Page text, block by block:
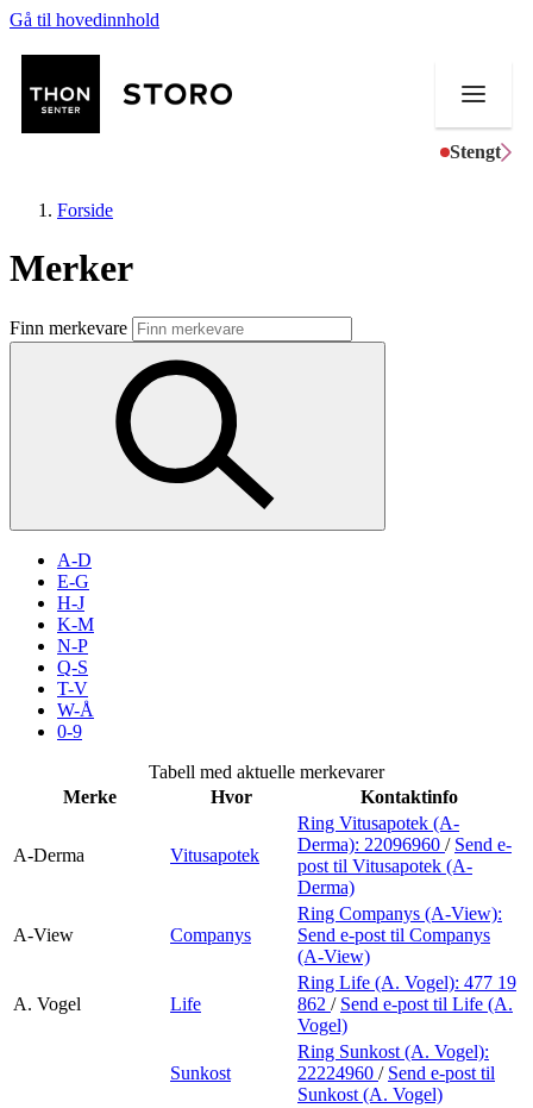
Gå til hovedinnhold
Stengt
Butikker
Mat og drikke
Aktiviteter
Merker
Inspirasjon
Søk
Åpningstider
Praktisk informasjon
Magasin
Forside
Merker
Finn merkevare
A-D
E-G
H-J
K-M
N-P
Q-S
T-V
W-Å
0-9
Tabell med aktuelle merkevarer
Merke
Hvor Kontaktinfo
A-Derma Vitusapotek
Ring Vitusapotek (A-
Derma): 22096960 / Send e-
post til Vitusapotek (A-
Derma)
A-View Companys
Ring Companys (A-View):
Send e-post til Companys
(A-View)
A. Vogel Life
Ring Life (A. Vogel): 477 19
862 / Send e-post til Life (A.
Vogel)
Sunkost
Ring Sunkost (A. Vogel):
22224960 / Send e-post til
Sunkost (A. Vogel)